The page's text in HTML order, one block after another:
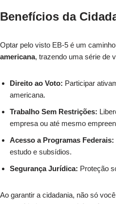
Benefícios da
Optar pelo visto EB-5 é um
americana, trazendo uma série de
Direito ao Voto: Participar
americana.
Trabalho Sem Restrições:
empresa ou até mesmo
Acesso a Programas Federais:
estudo e subsídios.
Segurança Jurídica: Proteção
Ao garantir a cidadania, não só